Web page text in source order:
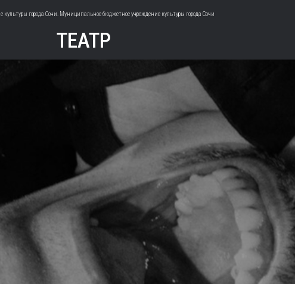
культуры города Сочи. Муниципальное бюджетное учреждение культуры города Сочи
ТЕАТР